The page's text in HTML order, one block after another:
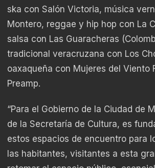
ska con Salón Victoria, música
Montero, reggae y hip hop con La
salsa con Las Guaracheras
tradicional veracruzana con Los
oaxaqueña con Mujeres del Viento
Preamp.
“Para el Gobierno de la Ciudad de
de la Secretaría de Cultura, es
estos espacios de encuentro para
las habitantes, visitantes a esta